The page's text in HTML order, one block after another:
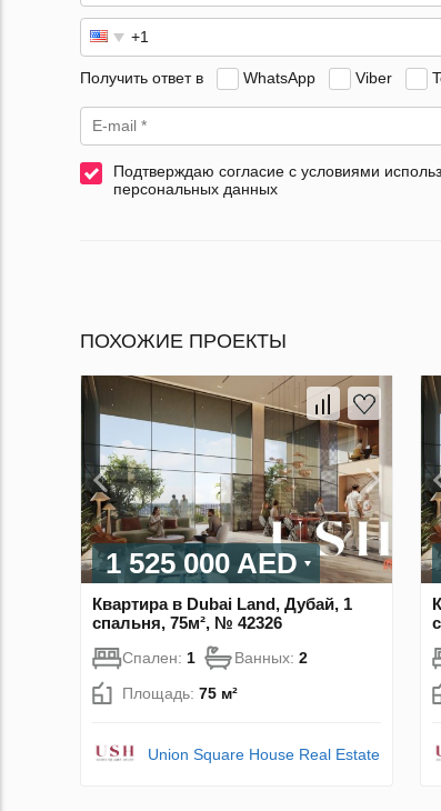
Получить ответ в WhatsApp Viber
Подтверждаю согласие с условиями
персональных данных
ПОХОЖИЕ ПРОЕКТЫ
1 525 000 AED
Квартира в Dubai Land, Дубай, 1
спальня, 75м², № 42326
Спален: 1 Ванных: 2
Площадь: 75 м²
Union Square House Real Estate